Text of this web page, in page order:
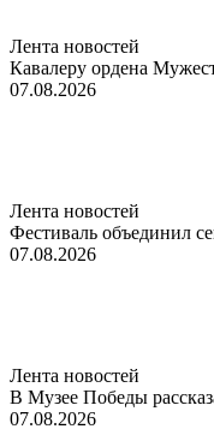
Лента новостей
Кавалеру ордена
07.08.2026
Лента новостей
Фестиваль объединил
07.08.2026
Лента новостей
В Музее Победы
07.08.2026